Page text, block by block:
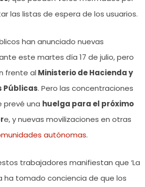
las listas de espera de los usuarios.
han anunciado nuevas
este martes día 17 de julio, pero
frente al Ministerio de Hacienda y
Públicas. Pero las concentraciones
prevé una huelga para el próximo
e, y nuevas movilizaciones en otras
autónomas.
trabajadores manifiestan que ‘La
ha tomado conciencia de que los